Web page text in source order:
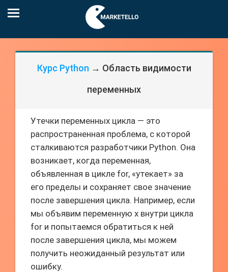
Курс Python → Область видимости
переменных
Утечки переменных цикла — это
распространенная проблема, с которой
сталкиваются разработчики Python. Она
возникает, когда переменная,
объявленная в цикле for, «утекает» за
его пределы и сохраняет свое значение
после завершения цикла. Например, если
мы объявим переменную x внутри цикла
for и попытаемся обратиться к ней
после завершения цикла, мы можем
получить неожиданный результат или
ошибку.